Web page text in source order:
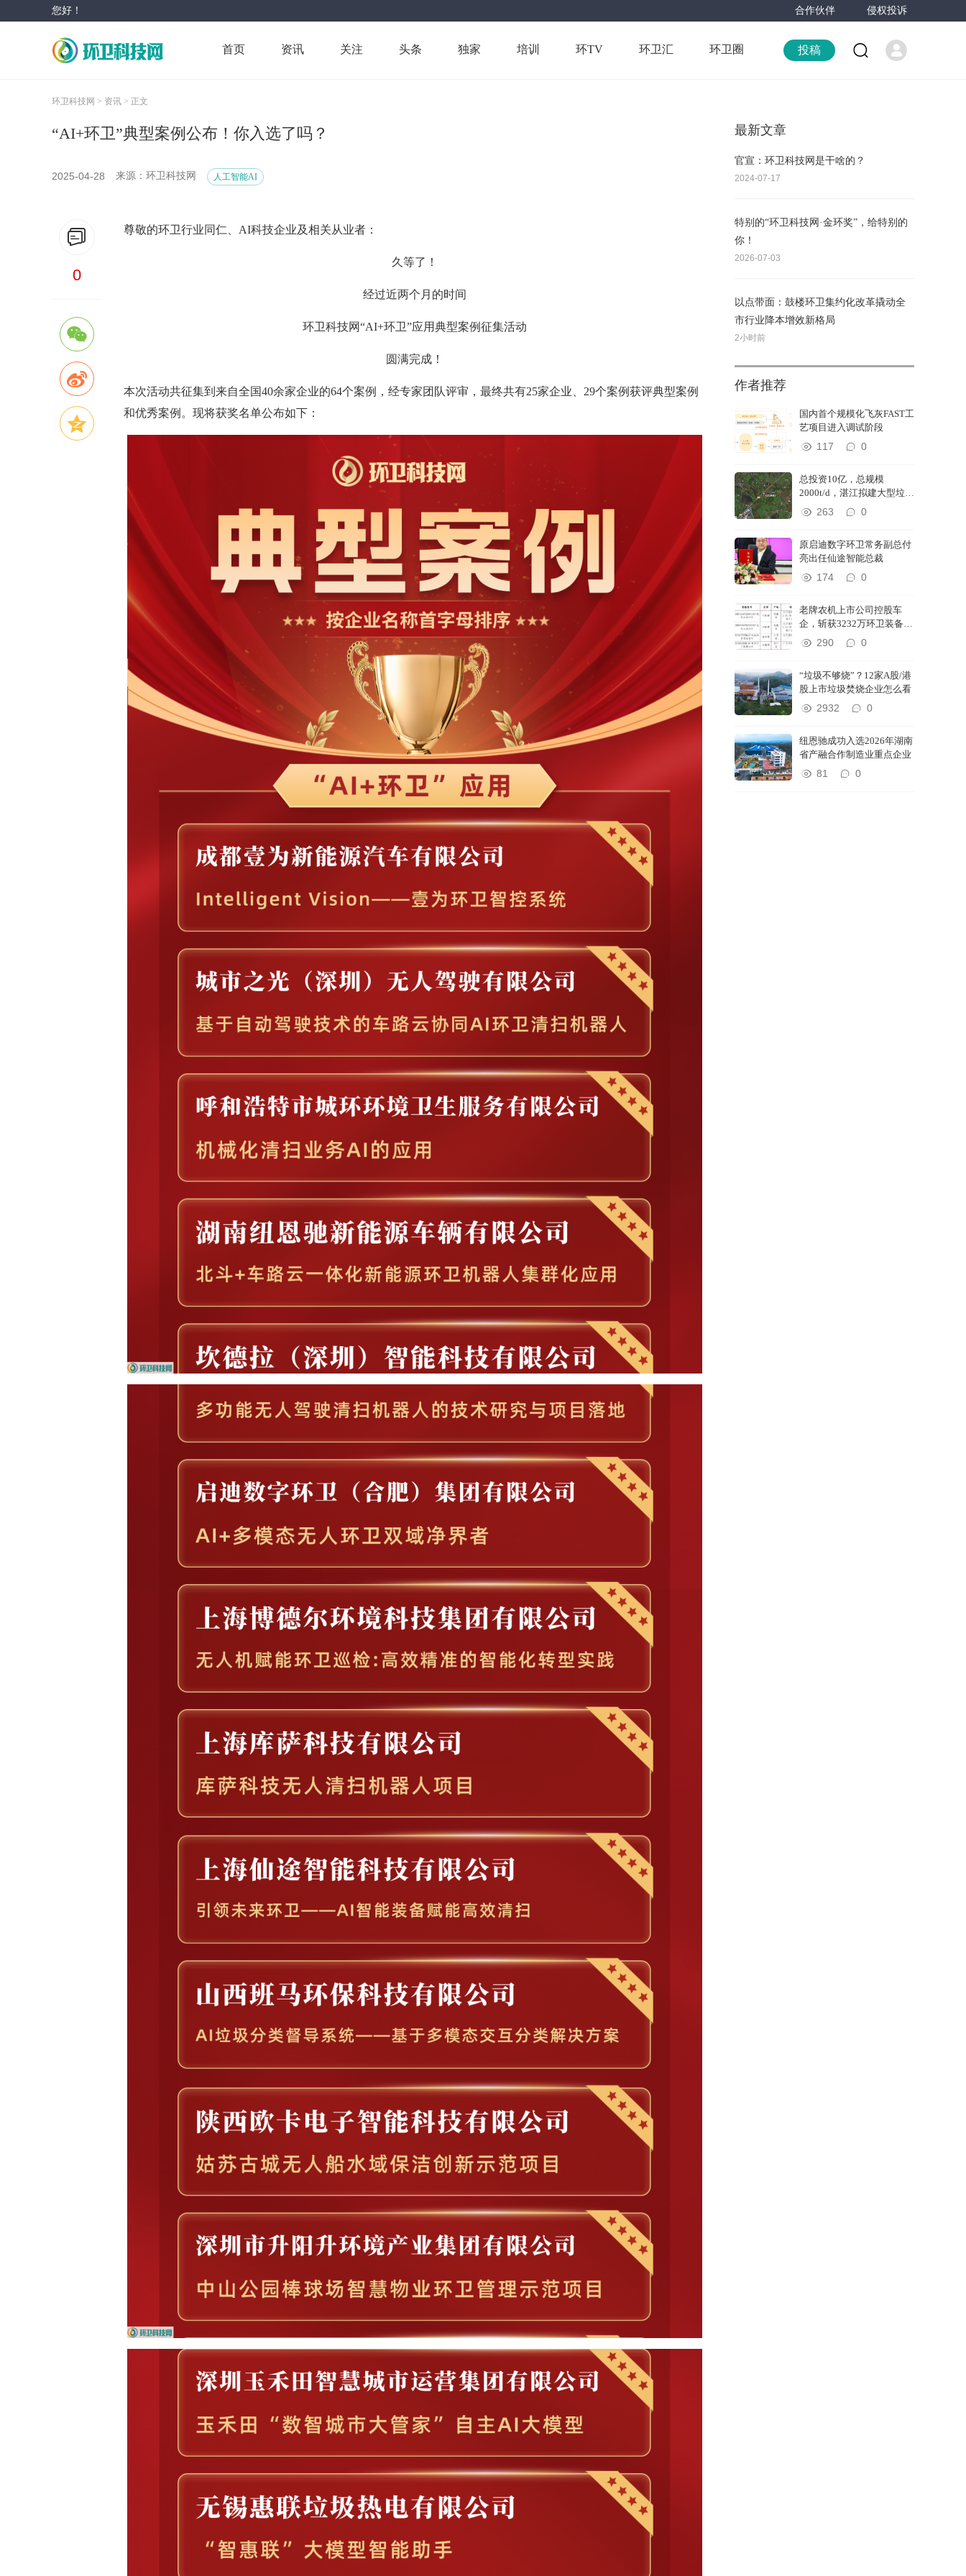
您好！ 合作伙伴 侵权投诉
投稿
首页 资讯 关注 头条 独家 培训 环TV 环卫汇 环卫圈
环卫科技网 > 资讯 > 正文
“AI+环卫”典型案例公布！你入选了吗？
2025-04-28 来源：环卫科技网 人工智能AI
0
尊敬的环卫行业同仁、AI科技企业及相关从业者：
久等了！
经过近两个月的时间
环卫科技网“AI+环卫”应用典型案例征集活动
圆满完成！
本次活动共征集到来自全国40余家企业的64个案例，经专家团队评审，最终共有25家企业、29个案例获评典型案例
和优秀案例。现将获奖名单公布如下：
最新文章
官宣：环卫科技网是干啥的？
2024-07-17
特别的“环卫科技网·金环奖”，给特别的
你！
2026-07-03
以点带面：鼓楼环卫集约化改革撬动全
市行业降本增效新格局
2小时前
作者推荐
国内首个规模化飞灰FAST工
艺项目进入调试阶段
117 0
总投资10亿，总规模
2000t/d，湛江拟建大型垃圾
焚烧发电厂
263 0
原启迪数字环卫常务副总付
亮出任仙途智能总裁
174 0
老牌农机上市公司控股车
企，斩获3232万环卫装备订
单
290 0
“垃圾不够烧”？12家A股/港
股上市垃圾焚烧企业怎么看
2932 0
纽恩驰成功入选2026年湖南
省产融合作制造业重点企业
81 0